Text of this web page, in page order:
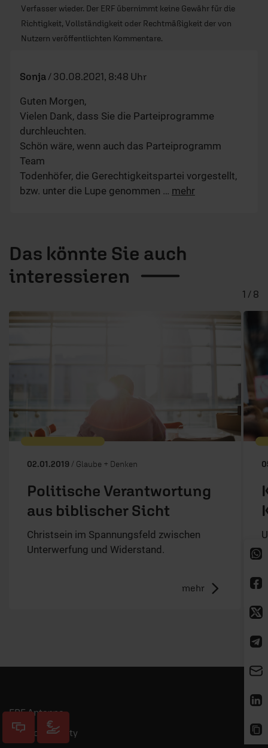
Verfasser wieder. Der ERF übernimmt keine Gewähr für die
Richtigkeit, Vollständigkeit oder Rechtmäßigkeit der von
Nutzern veröffentlichten Kommentare.
Sonja / 30.08.2021, 8:48 Uhr
Guten Morgen,
Vielen Dank, dass Sie die Parteiprogramme
durchleuchten.
Schön wäre, wenn auch das Parteiprogramm
Team
Todenhöfer, die Gerechtigkeitspartei vorgestellt,
bzw. unter die Lupe genommen … mehr
Das könnte Sie auch
interessieren
02.01.2019 / Glaube + Denken
Politische Verantwortung
aus biblischer Sicht
Christsein im Spannungsfeld zwischen
Unterwerfung und Widerstand.
mehr
1 / 8
ERF Antenne
ERF Community